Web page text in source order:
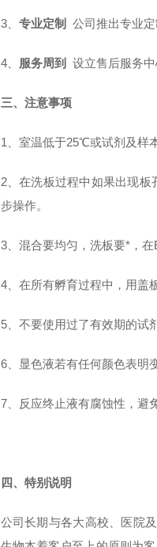
3、 专业定制 公司推出专业
4、 服务周到 设立售后服务
三、注意事项
1、室温低于25℃或试剂及样
2、在洗板过程中如果出现
步操作。
3、混合要均匀，洗板要*，
4、在所有孵育过程中，用盖
5、不要使用过了有效期的试
6、显色液若有任何颜色表明
7、反应终止液有腐蚀性，避
四、特别说明
公司长期与各大高校、医院